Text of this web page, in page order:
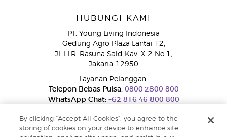
HUBUNGI KAMI
PT. Young Living Indonesia
Gedung Agro Plaza Lantai 12,
Jl. H.R. Rasuna Said Kav. X-2 No.1,
Jakarta 12950
Layanan Pelanggan:
Telepon Bebas Pulsa:0800 2800 800
WhatsApp Chat:+62 816 46 800 800
By clicking “Accept All Cookies”, you agree to the
storing of cookies on your device to enhance site